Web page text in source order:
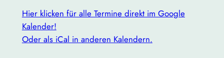
Hier klicken für alle Termine direkt im Google
Kalender!
Oder als iCal in anderen Kalendern.